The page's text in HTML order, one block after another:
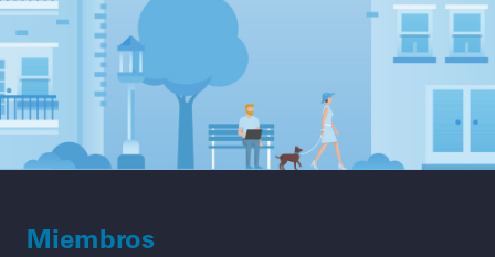
Miembros